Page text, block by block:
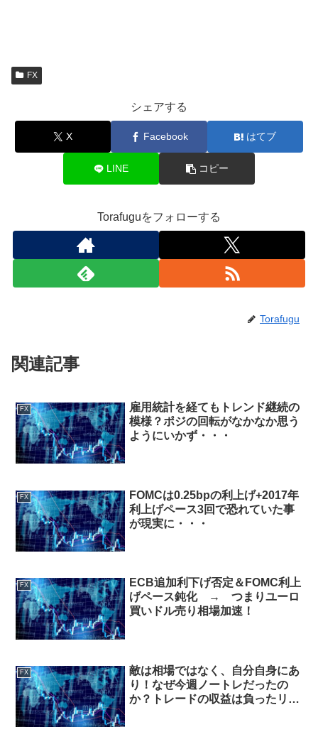
FX
シェアする
X Facebook はてブ
LINE コピー
Torafuguをフォローする
Torafugu
関連記事
FX
雇用統計を経てもトレンド継続の
模様？ポジの回転がなかなか思う
ようにいかず・・・
FX
FOMCは0.25bpの利上げ+2017年
利上げペース3回で恐れていた事
が現実に・・・
FX
ECB追加利下げ否定＆FOMC利上
げペース鈍化 → つまりユーロ
買いドル売り相場加速！
FX
敵は相場ではなく、自分自身にあ
り！なぜ今週ノートレだったの
か？トレードの収益は負ったリス